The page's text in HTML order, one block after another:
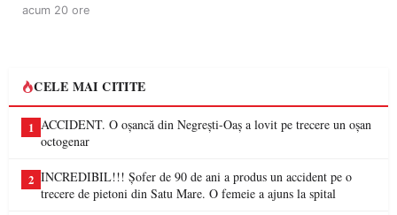
acum 20 ore
CELE MAI CITITE
1 ACCIDENT. O oșancă din Negrești-Oaș a lovit pe trecere un oșan
octogenar
2 INCREDIBIL!!! Șofer de 90 de ani a produs un accident pe o
trecere de pietoni din Satu Mare. O femeie a ajuns la spital